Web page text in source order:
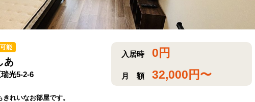
能
あ
光5-2-6
入居時 0 円
月 額 32,000 円〜
れいなお部屋です。